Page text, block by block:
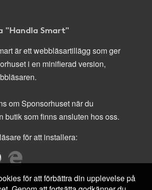
"Handla Smart"
är ett webbläsartillägg som ger
i en minifierad version,
om Sponsorhuset när du
butik som finns ansluten hos oss.
för att installera:
för att förbättra din upplevelse på